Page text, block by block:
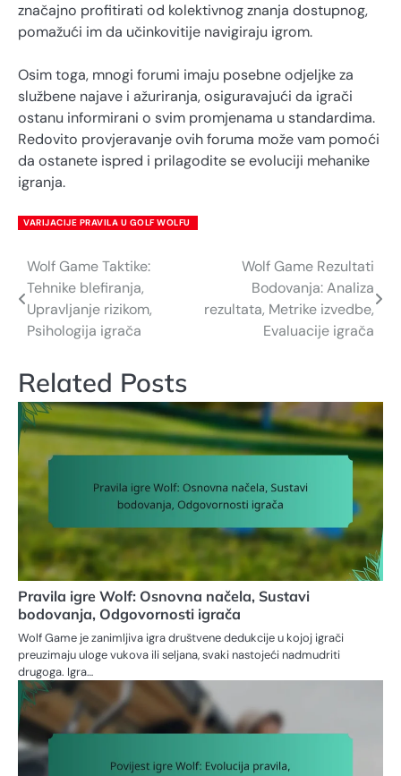
značajno profitirati od kolektivnog znanja dostupnog,
pomažući im da učinkovitije navigiraju igrom.
Osim toga, mnogi forumi imaju posebne odjeljke za
službene najave i ažuriranja, osiguravajući da igrači
ostanu informirani o svim promjenama u standardima.
Redovito provjeravanje ovih foruma može vam pomoći
da ostanete ispred i prilagodite se evoluciji mehanike
igranja.
VARIJACIJE PRAVILA U GOLF WOLFU
Post
navigation
Wolf Game Taktike:
Tehnike blefiranja,
Upravljanje rizikom,
Psihologija igrača
Wolf Game Rezultati
Bodovanja: Analiza
rezultata, Metrike izvedbe,
Evaluacije igrača
Related Posts
Pravila igre Wolf: Osnovna načela, Sustavi
bodovanja, Odgovornosti igrača
Wolf Game je zanimljiva igra društvene dedukcije u kojoj igrači
preuzimaju uloge vukova ili seljana, svaki nastojeći nadmudriti
drugoga. Igra…